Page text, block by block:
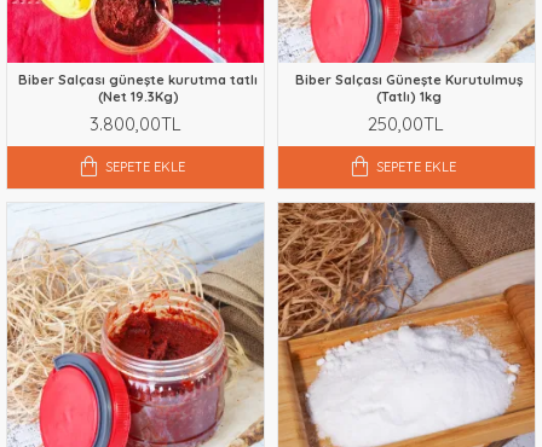
Biber Salçası güneşte kurutma tatlı
(Net 19.3Kg)
3.800,00TL
SEPETE EKLE
Biber Salçası Güneşte Kurutulmuş
(Tatlı) 1kg
250,00TL
SEPETE EKLE